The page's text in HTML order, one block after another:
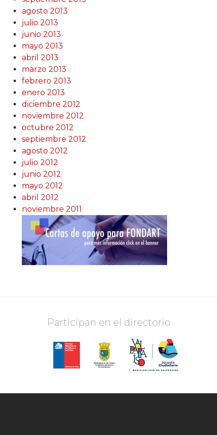
agosto 2013
julio 2013
junio 2013
mayo 2013
abril 2013
marzo 2013
febrero 2013
enero 2013
diciembre 2012
noviembre 2012
octubre 2012
septiembre 2012
agosto 2012
julio 2012
junio 2012
mayo 2012
abril 2012
noviembre 2011
Participan en el directorio